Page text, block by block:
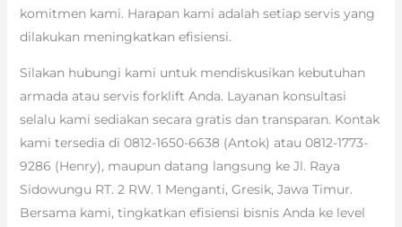
komitmen kami. Harapan kami adalah setiap servis yang
dilakukan meningkatkan efisiensi.
Silakan hubungi kami untuk mendiskusikan kebutuhan
armada atau servis forklift Anda. Layanan konsultasi
selalu kami sediakan secara gratis dan transparan. Kontak
kami tersedia di 0812-1650-6638 (Antok) atau 0812-1773-
9286 (Henry), maupun datang langsung ke Jl. Raya
Sidowungu RT. 2 RW. 1 Menganti, Gresik, Jawa Timur.
Bersama kami, tingkatkan efisiensi bisnis Anda ke level